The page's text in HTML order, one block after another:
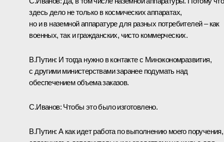
здесь дело не только в космических аппаратах,
но и в наземной аппаратуре для разных потребителей – как
военных, так и гражданских, чисто коммерческих.
В.Путин: И тогда нужно в контакте с Минэкономразвития,
с другими министерствами заранее подумать над
обеспечением объема заказов.
С.Иванов: Чтобы это было изготовлено.
В.Путин: А как идет работа по выполнению моего поручения,